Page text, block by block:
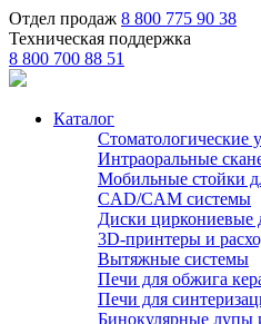
Отдел продаж 8 800 775 90 38
Техническая поддержка
8 800 700 88 51
Каталог
Стоматологические
Интраоральные
Мобильные стойки
CAD/CAM системы
Диски циркониевые
3D-принтеры и
Вытяжные системы
Печи для обжига
Печи для
Бинокулярные лупы